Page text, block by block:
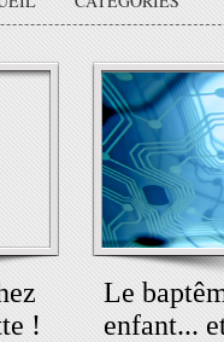
!
Le
enfant...